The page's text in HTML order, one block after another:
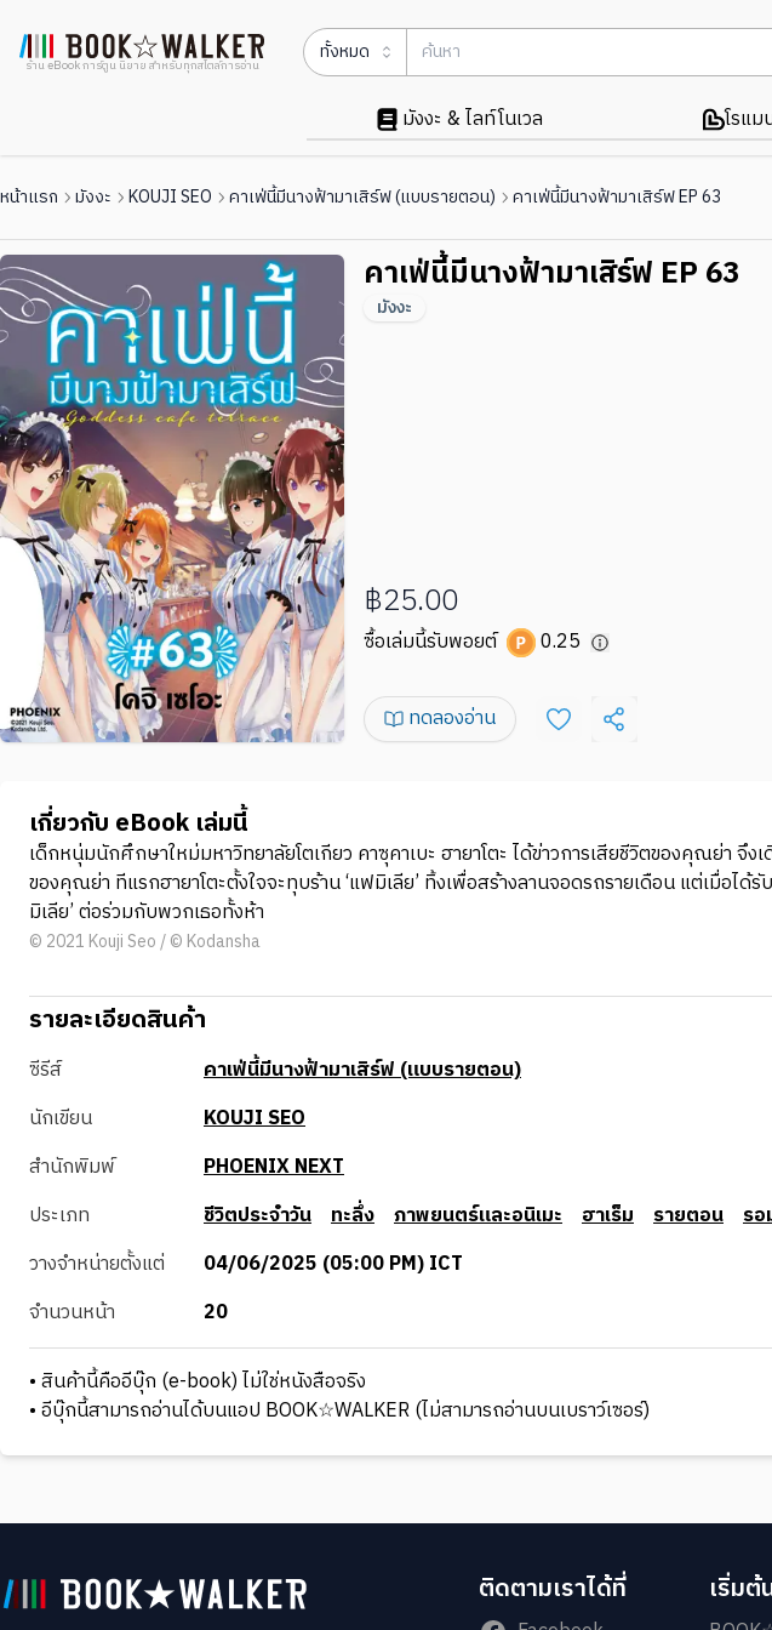
ร้าน eBook การ์ตูน นิยาย สำหรับทุกสไตล์การอ่าน
ทั้งหมด
มังงะ & ไลท์โนเวล โรแ
หน้าแรก มังงะ KOUJI SEO คาเฟ่นี้มีนางฟ้ามาเสิร์ฟ (แบบรายตอน) คาเฟ่นี้มีนางฟ้ามาเสิร์ฟ EP 63
คาเฟ่นี้มีนางฟ้ามาเสิร์ฟ EP 63
มังงะ
฿25.00
ซื้อเล่มนี้รับพอยต์ 0.25
ทดลองอ่าน
เกี่ยวกับ eBook เล่มนี้
เด็กหนุ่มนักศึกษาใหม่มหาวิทยาลัยโตเกียว คาซุคาเบะ ฮายาโตะ ได้ข่าวการเสียชีวิตของคุณย่า
ของคุณย่า ทีแรกฮายาโตะตั้งใจจะทุบร้าน ‘แฟมิเลีย’ ทิ้งเพื่อสร้างลานจอดรถรายเดือน แต่เมื่อ
มิเลีย’ ต่อร่วมกับพวกเธอทั้งห้า
© 2021 Kouji Seo / © Kodansha
รายละเอียดสินค้า
ซีรีส์
คาเฟ่นี้มีนางฟ้ามาเสิร์ฟ (แบบรายตอน)
นักเขียน
KOUJI SEO
สำนักพิมพ์
PHOENIX NEXT
ประเภท
ชีวิตประจำวัน ทะลึ่ง ภาพยนตร์และอนิเมะ ฮาเร็ม รายตอน ร
วางจำหน่ายตั้งแต่
04/06/2025 (05:00 PM) ICT
จำนวนหน้า
20
• สินค้านี้คืออีบุ๊ก (e-book) ไม่ใช่หนังสือจริง
• อีบุ๊กนี้สามารถอ่านได้บนแอป BOOK☆WALKER (ไม่สามารถอ่านบนเบราว์เซอร์)
ติดตามเราได้ที่ เริ่มต้